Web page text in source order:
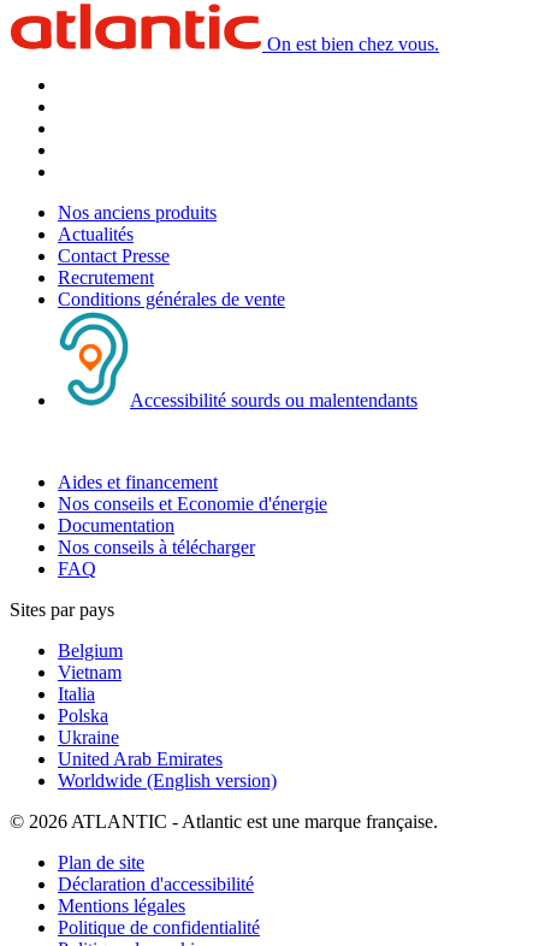
On est bien chez vous.
Nos anciens produits
Actualités
Contact Presse
Recrutement
Conditions générales de vente
Accessibilité sourds ou malentendants
Aides et financement
Nos conseils et Economie d'énergie
Documentation
Nos conseils à télécharger
FAQ
Sites par pays
Belgium
Vietnam
Italia
Polska
Ukraine
United Arab Emirates
Worldwide (English version)
© 2026 ATLANTIC - Atlantic est une marque française.
Plan de site
Déclaration d'accessibilité
Mentions légales
Politique de confidentialité